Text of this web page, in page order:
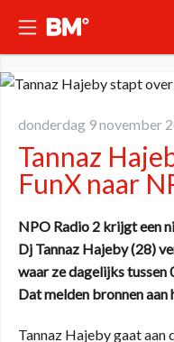
donderdag 9 november
Tannaz
FunX naar
NPO Radio 2 krijgt een
Dj Tannaz Hajeby (28)
waar ze dagelijks tussen
Dat melden bronnen aan
Tannaz Hajeby gaat aan